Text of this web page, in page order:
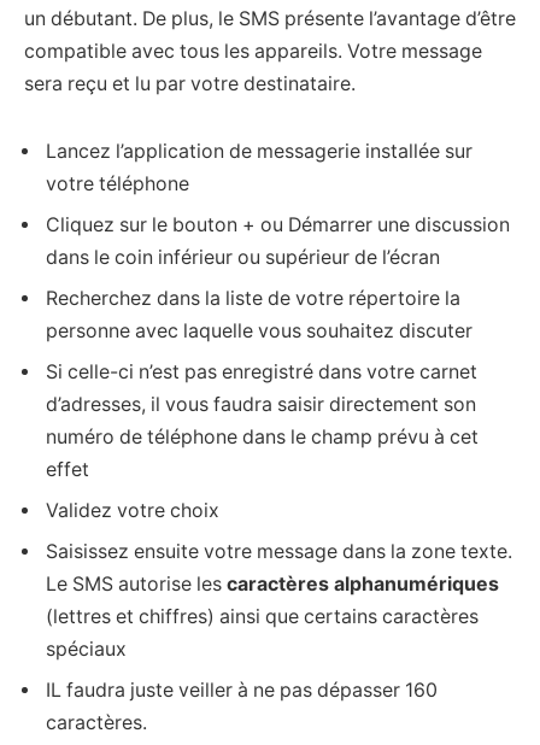
un débutant. De plus, le SMS présente l’avantage d’être
compatible avec tous les appareils. Votre message
sera reçu et lu par votre destinataire.
Lancez l’application de messagerie installée sur
votre téléphone
Cliquez sur le bouton + ou Démarrer une discussion
dans le coin inférieur ou supérieur de l’écran
Recherchez dans la liste de votre répertoire la
personne avec laquelle vous souhaitez discuter
Si celle-ci n’est pas enregistré dans votre carnet
d’adresses, il vous faudra saisir directement son
numéro de téléphone dans le champ prévu à cet
effet
Validez votre choix
Saisissez ensuite votre message dans la zone texte.
Le SMS autorise les caractères alphanumériques
(lettres et chiffres) ainsi que certains caractères
spéciaux
IL faudra juste veiller à ne pas dépasser 160
caractères.